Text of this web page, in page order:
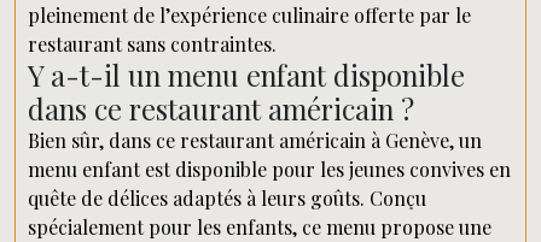
pleinement de l’expérience culinaire offerte par le
restaurant sans contraintes.
Y a-t-il un menu enfant disponible
dans ce restaurant américain ?
Bien sûr, dans ce restaurant américain à Genève, un
menu enfant est disponible pour les jeunes convives en
quête de délices adaptés à leurs goûts. Conçu
spécialement pour les enfants, ce menu propose une